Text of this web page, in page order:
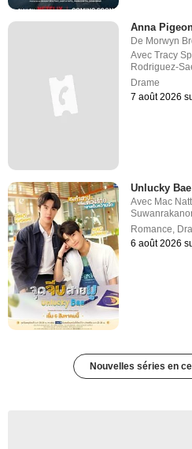
Anna
De Morwyn
AvecTracy
Rodriguez-
Drame
7 août 2026
Unlucky Bae
Avec Mac
Romance
6 août 2026
Nouvelles séries en